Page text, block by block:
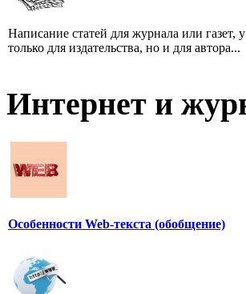
Написание статей для журнала или
только для издательства, но и для автора...
Интернет и
Особенности Web-текста (обобщение)